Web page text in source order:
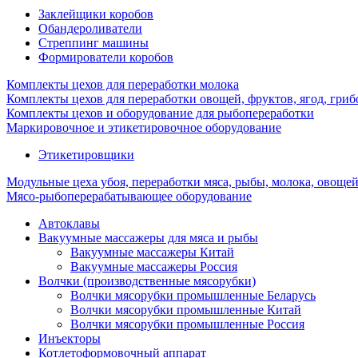
Заклейщики коробов
Обандероливатели
Стреппинг машины
Формирователи коробов
Комплекты цехов для переработки молока
Комплекты цехов для переработки овощей, фруктов, ягод,
Комплекты цехов и оборудование для рыбопереработки
Маркировочное и этикетировочное оборудование
Этикетировщики
Модульные цеха убоя, переработки мяса, рыбы, молока, овощей
Мясо-рыбоперерабатывающее оборудование
Автоклавы
Вакуумные массажеры для мяса и рыбы
Вакуумные массажеры Китай
Вакуумные массажеры Россия
Волчки (производственные мясорубки)
Волчки мясорубки промышленные Беларусь
Волчки мясорубки промышленные Китай
Волчки мясорубки промышленные Россия
Инъекторы
Котлетоформовочный аппарат